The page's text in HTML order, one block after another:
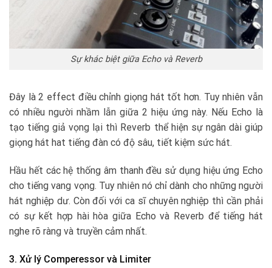
Sự khác biệt giữa Echo và Reverb
Đây là 2 effect điều chỉnh giọng hát tốt hơn. Tuy nhiên vẫn
có nhiều người nhầm lẫn giữa 2 hiệu ứng này. Nếu Echo là
tạo tiếng giả vọng lại thì Reverb thể hiện sự ngân dài giúp
giọng hát hat tiếng đàn có độ sâu, tiết kiệm sức hát.
Hầu hết các hệ thống âm thanh đều sử dụng hiệu ứng Echo
cho tiếng vang vọng. Tuy nhiên nó chỉ dành cho những người
hát nghiệp dư. Còn đối với ca sĩ chuyên nghiệp thì cần phải
có sự kết hợp hài hòa giữa Echo và Reverb để tiếng hát
nghe rõ ràng và truyền cảm nhất.
3. Xử lý Comperessor và Limiter